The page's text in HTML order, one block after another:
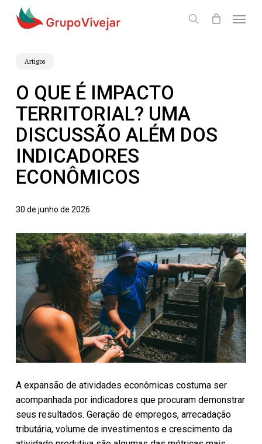
search
Artigos
O QUE É IMPACTO
TERRITORIAL? UMA
DISCUSSÃO ALÉM DOS
INDICADORES
ECONÔMICOS
30 de junho de 2026
A expansão de atividades econômicas costuma ser
acompanhada por indicadores que procuram demonstrar
seus resultados. Geração de empregos, arrecadação
tributária, volume de investimentos e crescimento da